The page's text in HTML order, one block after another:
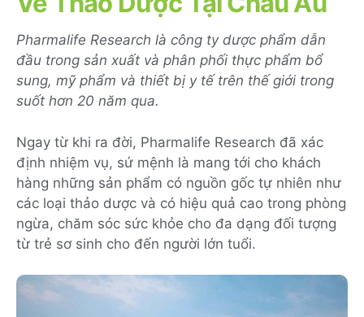
Pharmalife Research là công ty dược phẩm dẫn
đầu trong sản xuất và phân phối thực phẩm bổ
sung, mỹ phẩm và thiết bị y tế trên thế giới trong
suốt hơn 20 năm qua.
Ngay từ khi ra đời, Pharmalife Research đã xác
định nhiệm vụ, sứ mệnh là mang tới cho khách
hàng những sản phẩm có nguồn gốc tự nhiên như
các loại thảo dược và có hiệu quả cao trong phòng
ngừa, chăm sóc sức khỏe cho đa dạng đối tượng
từ trẻ sơ sinh cho đến người lớn tuổi.